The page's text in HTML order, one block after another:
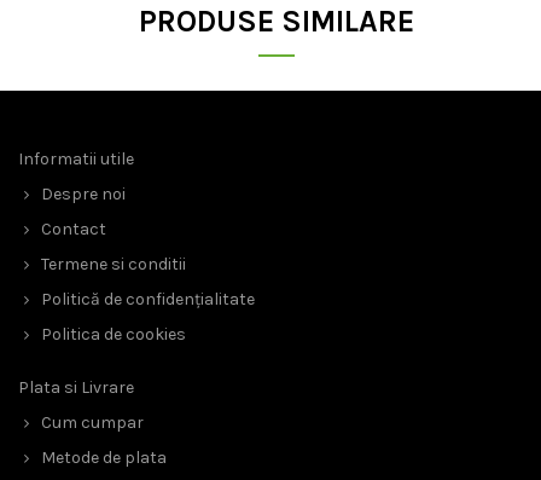
PRODUSE SIMILARE
Informatii utile
Despre noi
Contact
Termene si conditii
Politică de confidențialitate
Politica de cookies
Plata si Livrare
Cum cumpar
Metode de plata